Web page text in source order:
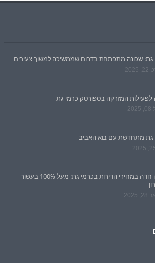
גת: שכונה מתפתחת בדרום שממשיכה למשוך צעירים
לפעילות המזרקה בספורטק כרמי גת
גת מתחדשת עם בוא האביב
עלייה חדה במחירי הדירות בכרמי גת: מעל 100% בעשור